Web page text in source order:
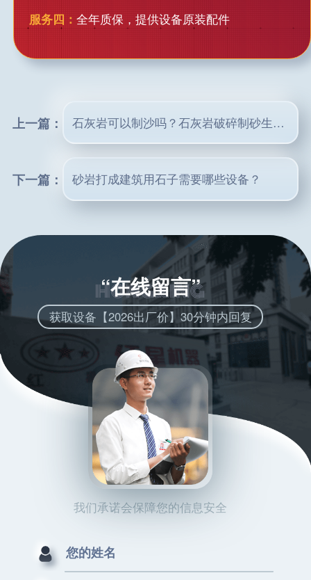
服务四： 全年质保，提供设备原装配件
上一篇： 石灰岩可以制沙吗？石灰岩破碎制砂生产线多少钱一套？
下一篇： 砂岩打成建筑用石子需要哪些设备？
“在线留言”
获取设备【2026出厂价】30分钟内回复
我们承诺会保障您的信息安全